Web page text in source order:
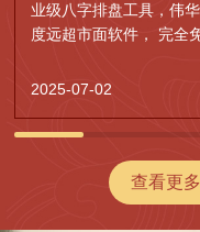
业级八字排盘工具，伟
度远超市面软件， 完全
2025-07-02
查看更多